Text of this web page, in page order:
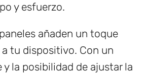
y esfuerzo.
añaden un toque
tu dispositivo. Con un
y la posibilidad de ajustar la